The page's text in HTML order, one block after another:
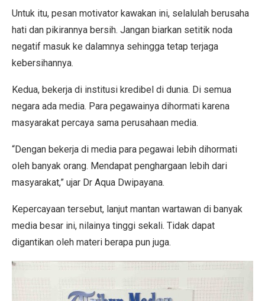
Untuk itu, pesan motivator kawakan ini, selalulah berusaha
hati dan pikirannya bersih. Jangan biarkan setitik noda
negatif masuk ke dalamnya sehingga tetap terjaga
kebersihannya.
Kedua, bekerja di institusi kredibel di dunia. Di semua
negara ada media. Para pegawainya dihormati karena
masyarakat percaya sama perusahaan media.
“Dengan bekerja di media para pegawai lebih dihormati
oleh banyak orang. Mendapat penghargaan lebih dari
masyarakat,” ujar Dr Aqua Dwipayana.
Kepercayaan tersebut, lanjut mantan wartawan di banyak
media besar ini, nilainya tinggi sekali. Tidak dapat
digantikan oleh materi berapa pun juga.